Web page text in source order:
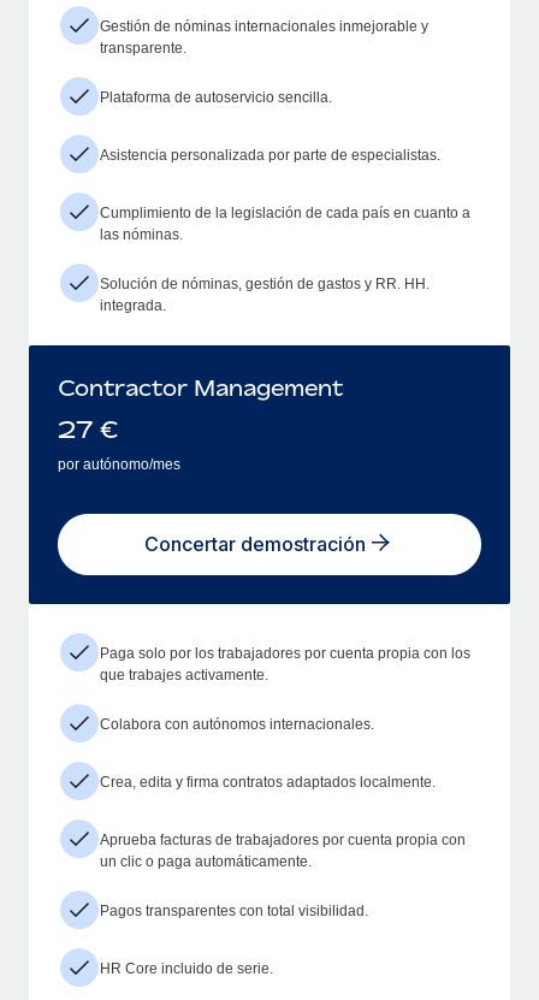
Gestión de nóminas internacionales inmejorable y
transparente.
Plataforma de autoservicio sencilla.
Asistencia personalizada por parte de especialistas.
Cumplimiento de la legislación de cada país en cuanto a
las nóminas.
Solución de nóminas, gestión de gastos y RR. HH.
integrada.
Contractor Management
27 €
por autónomo/mes
Concertar demostración
Paga solo por los trabajadores por cuenta propia con los
que trabajes activamente.
Colabora con autónomos internacionales.
Crea, edita y firma contratos adaptados localmente.
Aprueba facturas de trabajadores por cuenta propia con
un clic o paga automáticamente.
Pagos transparentes con total visibilidad.
HR Core incluido de serie.